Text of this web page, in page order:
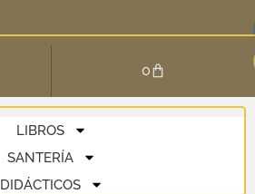
0
LIBROS
SANTERÍA
DIDÁCTICOS